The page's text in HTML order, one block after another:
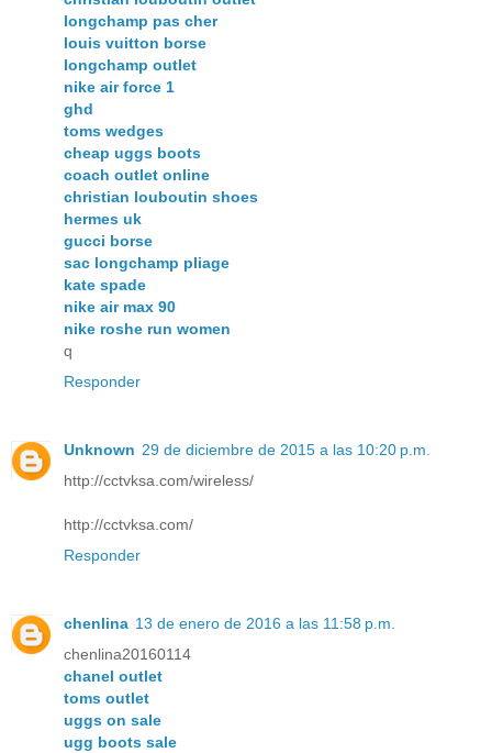
longchamp pas cher
louis vuitton borse
longchamp outlet
nike air force 1
ghd
toms wedges
cheap uggs boots
coach outlet online
christian louboutin shoes
hermes uk
gucci borse
sac longchamp pliage
kate spade
nike air max 90
nike roshe run women
q
Responder
Unknown 29 de diciembre de 2015 a las 10:20 p.m.
http://cctvksa.com/wireless/
http://cctvksa.com/
Responder
chenlina 13 de enero de 2016 a las 11:58 p.m.
chenlina20160114
chanel outlet
toms outlet
uggs on sale
ugg boots sale